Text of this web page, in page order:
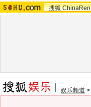
搜狐 ChinaRen
娱乐频道 >